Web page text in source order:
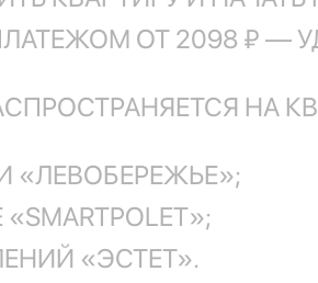
ОТ 2098 ₽ —
НА
«ЛЕВОБЕРЕЖЬЕ»;
«ЭСТЕТ».